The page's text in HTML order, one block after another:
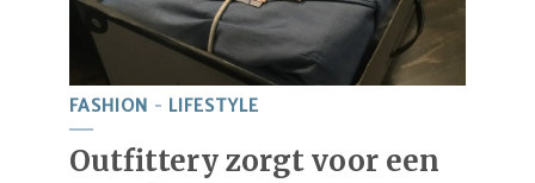
FASHION LIFESTYLE
Outfittery zorgt voor een